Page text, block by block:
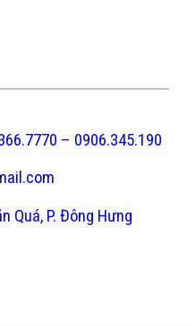
– 0906.345.190
Quá, P. Đông Hưng